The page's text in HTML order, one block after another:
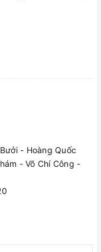
- Hoàng Quốc
- Võ Chí Công -